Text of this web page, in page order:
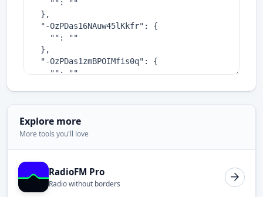
Explore more
More tools you'll love
RadioFM Pro
Radio without borders